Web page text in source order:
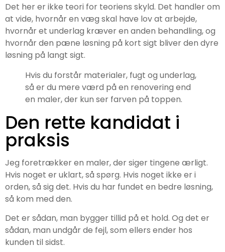
Det her er ikke teori for teoriens skyld. Det handler om
at vide, hvornår en væg skal have lov at arbejde,
hvornår et underlag kræver en anden behandling, og
hvornår den pæne løsning på kort sigt bliver den dyre
løsning på langt sigt.
Hvis du forstår materialer, fugt og underlag,
så er du mere værd på en renovering end
en maler, der kun ser farven på toppen.
Den rette kandidat i
praksis
Jeg foretrækker en maler, der siger tingene ærligt.
Hvis noget er uklart, så spørg. Hvis noget ikke er i
orden, så sig det. Hvis du har fundet en bedre løsning,
så kom med den.
Det er sådan, man bygger tillid på et hold. Og det er
sådan, man undgår de fejl, som ellers ender hos
kunden til sidst.